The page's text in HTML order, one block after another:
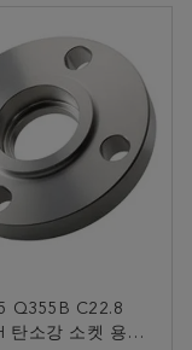
Q355B C22.8
탄소강 소켓 용접